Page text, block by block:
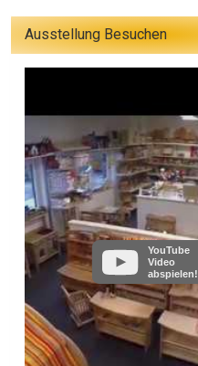
Ausstellung Besuchen
YouTube
Video
abspielen!